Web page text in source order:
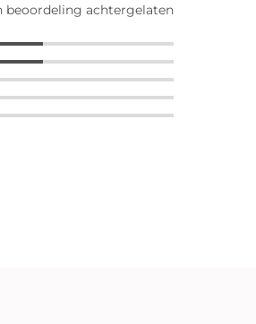
beoordeling achtergelaten